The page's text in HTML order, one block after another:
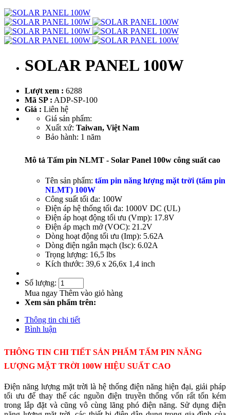
SOLAR PANEL 100W
Lượt xem : 6288
Mã SP : ADP-SP-100
Giá : Liên hệ
Giá sản phẩm:
Xuất xứ: Taiwan, Việt Nam
Bảo hành: 1 năm
Mô tả Tấm pin NLMT - Solar Panel 100w công suất cao
Tên sản phẩm: tấm pin năng lượng mặt trời (tấm pin
NLMT) 100W
Công suất tối đa: 100W
Điện áp hệ thống tối đa: 1000V DC (UL)
Điện áp hoạt động tối ưu (Vmp): 17.8V
Điện áp mạch mở (VOC): 21.2V
Dòng hoạt động tối ưu (Imp): 5.62A
Dòng điện ngắn mạch (Isc): 6.02A
Trọng lượng: 16,5 lbs
Kích thước: 39,6 x 26,6x 1,4 inch
Số lượng:
Mua ngay Thêm vào giỏ hàng
Xem sản phẩm trên:
Thông tin chi tiết
Bình luận
THÔNG TIN CHI TIẾT SẢN PHẨM TẤM PIN NĂNG
LƯỢNG MẶT TRỜI 100W HIỆU SUẤT CAO
Điện năng lượng mặt trời là hệ thống điện năng hiện đại, giải pháp
tối ưu để thay thế các nguồn điện truyền thống vốn rất tốn kém
trong lắp đặt và cũng vô cùng lãng phó điện năng. Sử dụng điện